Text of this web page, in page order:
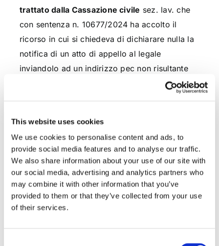
This website uses cookies
We use cookies to personalise content and ads, to
provide social media features and to analyse our traffic.
We also share information about your use of our site with
our social media, advertising and analytics partners who
may combine it with other information that you’ve
provided to them or that they’ve collected from your use
of their services.
trattato dalla Cassazione civile sez. lav. che
con sentenza n. 10677/2024 ha accolto il
ricorso in cui si chiedeva di dichiarare nulla la
notifica di un atto di appello al legale
inviandolo ad un indirizzo pec non risultante
sono quelle che:
“l’omesso esercizio di questo
poter dovere ha determinato la
nullità dell’intero giudizio
d’appello per violazione del
contraddittorio e, di
conseguenza, anche della